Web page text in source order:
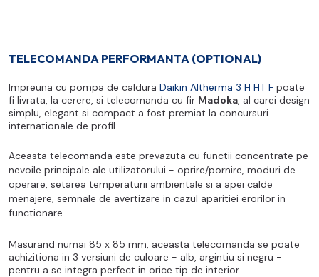
TELECOMANDA PERFORMANTA (OPTIONAL)
Impreuna cu pompa de caldura Daikin Altherma 3 H HT F poate
fi livrata, la cerere, si telecomanda cu fir Madoka, al carei design
simplu, elegant si compact a fost premiat la concursuri
internationale de profil.
Aceasta telecomanda este prevazuta cu functii concentrate pe
nevoile principale ale utilizatorului - oprire/pornire, moduri de
operare, setarea temperaturii ambientale si a apei calde
menajere, semnale de avertizare in cazul aparitiei erorilor in
functionare.
Masurand numai 85 x 85 mm, aceasta telecomanda se poate
achizitiona in 3 versiuni de culoare - alb, argintiu si negru -
pentru a se integra perfect in orice tip de interior.